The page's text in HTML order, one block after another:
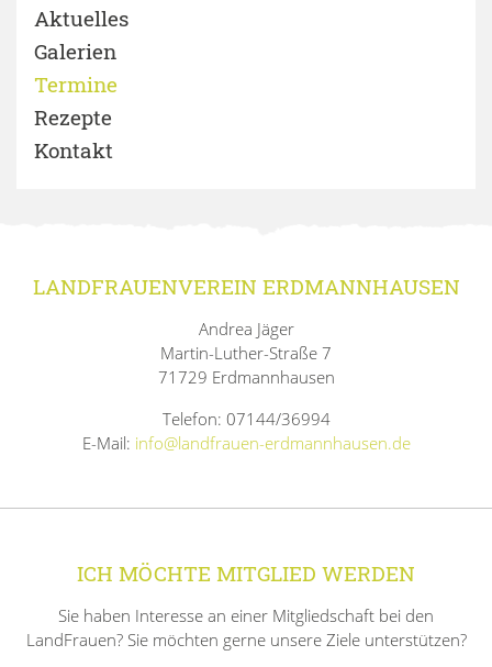
Aktuelles
Galerien
Termine
Rezepte
Kontakt
LANDFRAUENVEREIN ERDMANNHAUSEN
Andrea Jäger
Martin-Luther-Straße 7
71729 Erdmannhausen
Telefon: 07144/36994
E-Mail: info@landfrauen-erdmannhausen.de
ICH MÖCHTE MITGLIED WERDEN
Sie haben Interesse an einer Mitgliedschaft bei den
LandFrauen? Sie möchten gerne unsere Ziele unterstützen?